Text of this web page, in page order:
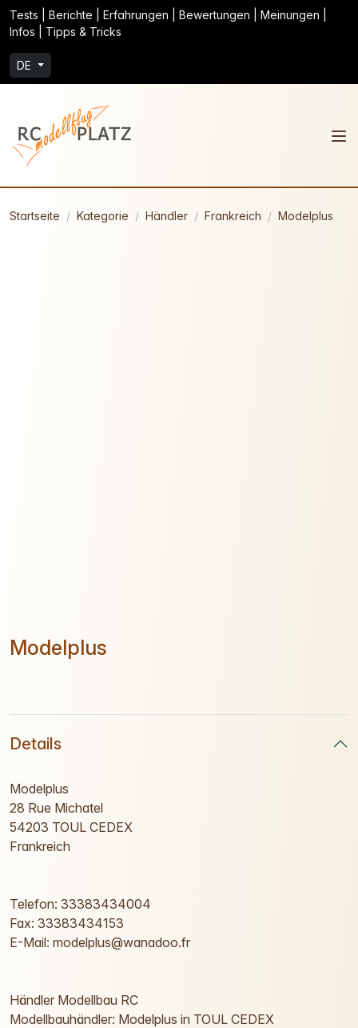
Tests | Berichte | Erfahrungen | Bewertungen | Meinungen |
Infos | Tipps & Tricks
DE
Startseite Kategorie Händler Frankreich Modelplus
Modelplus
Details
Modelplus
28 Rue Michatel
54203 TOUL CEDEX
Frankreich
Telefon: 33383434004
Fax: 33383434153
E-Mail: modelplus@wanadoo.fr
Händler Modellbau RC
Modellbauhändler: Modelplus in TOUL CEDEX